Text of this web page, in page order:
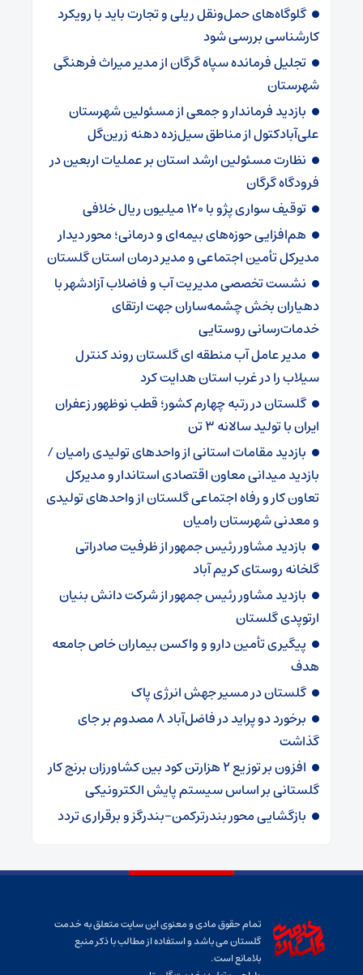
گلوگاه‌های حمل‌ونقل ریلی و تجارت باید با رویکرد
کارشناسی بررسی شود
تجلیل فرمانده سپاه گرگان از مدیر میراث فرهنگی
شهرستان
بازدید فرماندار و جمعی از مسئولین شهرستان
علی‌آبادکتول از مناطق سیل‌زده دهنه زرین‌گل
نظارت مسئولین ارشد استان بر عملیات اربعین در
فرودگاه گرگان
توقیف سواری پژو با ۱۲۰ میلیون ریال خلافی
هم‌افزایی حوزه‌های بیمه‌ای و درمانی؛ محور دیدار
مدیرکل تأمین اجتماعی و مدیر درمان استان گلستان
نشست تخصصی مدیریت آب و فاضلاب آزادشهر با
دهیاران بخش چشمه‌ساران جهت ارتقای
خدمات‌رسانی روستایی
مدیر عامل آب منطقه ای گلستان روند کنترل
سیلاب را در غرب استان هدایت کرد
گلستان در رتبه چهارم کشور؛ قطب نوظهور زعفران
ایران با تولید سالانه ۳ تن
بازدید مقامات استانی از واحدهای تولیدی رامیان /
بازدید میدانی معاون اقتصادی استاندار و مدیرکل
تعاون کار و رفاه اجتماعی گلستان از واحدهای تولیدی
و معدنی شهرستان رامیان
بازدید مشاور رئیس جمهور از ظرفیت صادراتی
گلخانه روستای کریم آباد
بازدید مشاور رئیس جمهور از شرکت دانش بنیان
ارتوپدی گلستان
پیگیری تأمین دارو و واکسن بیماران خاص جامعه
هدف
گلستان در مسیر جهش انرژی پاک
برخورد دو پراید در فاضل‌آباد ۸ مصدوم بر جای
گذاشت
افزون بر توزیع ۲ هزارتن کود بین کشاورزان برنج کار
گلستانی بر اساس سیستم پایش الکترونیکی
بازگشایی محور بندرترکمن–بندرگز و برقراری تردد
تمام حقوق مادی و معنوی این سایت متعلق به خدمت
گلستان می باشد و استفاده از مطالب با ذکر منبع
بلامانع است.